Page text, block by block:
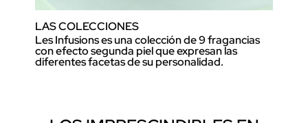
LAS COLECCIONES
Les Infusions es una colección de 9 fragancias
con efecto segunda piel que expresan las
diferentes facetas de su personalidad.